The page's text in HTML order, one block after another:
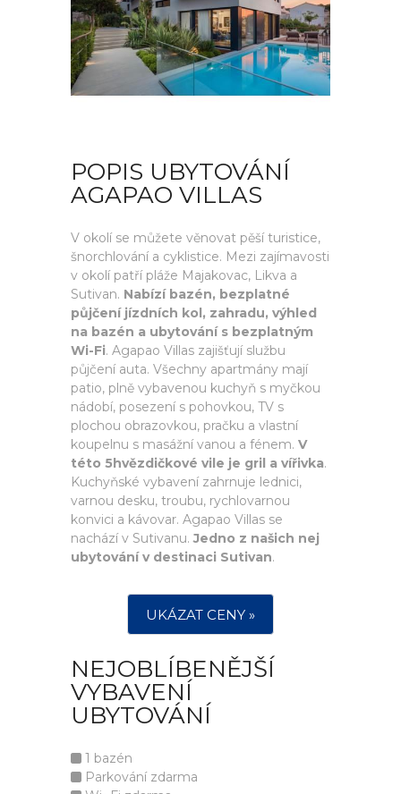
POPIS UBYTOVÁNÍ
AGAPAO VILLAS
V okolí se můžete věnovat pěší turistice,
šnorchlování a cyklistice. Mezi zajímavosti
v okolí patří pláže Majakovac, Likva a
Sutivan. Nabízí bazén, bezplatné
půjčení jízdních kol, zahradu, výhled
na bazén a ubytování s bezplatným
Wi-Fi. Agapao Villas zajišťují službu
půjčení auta. Všechny apartmány mají
patio, plně vybavenou kuchyň s myčkou
nádobí, posezení s pohovkou, TV s
plochou obrazovkou, pračku a vlastní
koupelnu s masážní vanou a fénem. V
této 5hvězdičkové vile je gril a vířivka.
Kuchyňské vybavení zahrnuje lednici,
varnou desku, troubu, rychlovarnou
konvici a kávovar. Agapao Villas se
nachází v Sutivanu.Jedno z našich nej
ubytování v destinaci Sutivan.
UKÁZAT CENY »
NEJOBLÍBENĚJŠÍ
VYBAVENÍ
UBYTOVÁNÍ
1 bazén
Parkování zdarma